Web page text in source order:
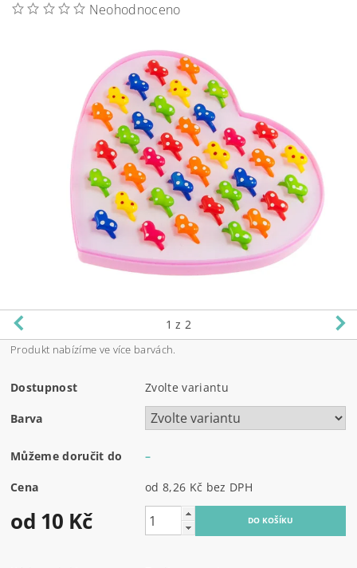
Neohodnoceno
1 z 2
Produkt nabízíme ve více barvách.
Dostupnost Zvolte variantu
Barva
Můžeme doručit do –
Cena od 8,26 Kč bez DPH
od 10 Kč